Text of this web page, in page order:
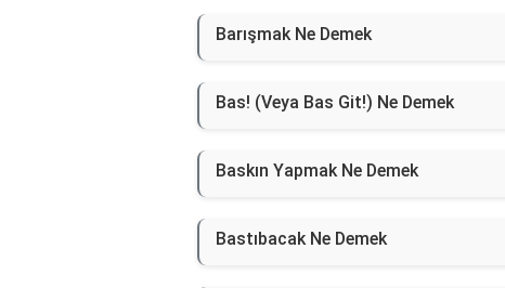
Barışmak Ne Demek
Bas! (Veya Bas Git!) Ne Demek
Baskın Yapmak Ne Demek
Bastıbacak Ne Demek